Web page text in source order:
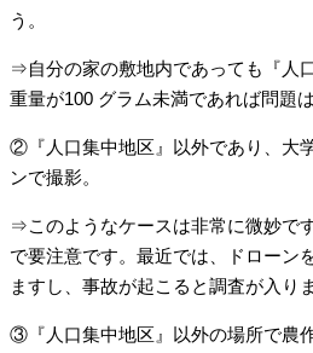
う。
⇒自分の家の敷地内であっても『人
重量が100 グラム未満であれば問題
②『人口集中地区』以外であり、大
ンで撮影。
⇒このようなケースは非常に微妙で
で要注意です。最近では、ドローン
ますし、事故が起こると調査が入り
③『人口集中地区』以外の場所で農